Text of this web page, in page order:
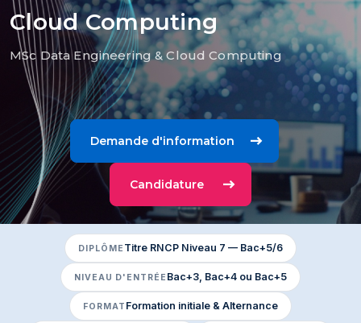
Cloud Computing
MSc Data Engineering & Cloud Computing
Demande d'information
Candidature
DIPLÔME Titre RNCP Niveau 7 — Bac+5/6
NIVEAU D'ENTRÉE Bac+3, Bac+4 ou Bac+5
FORMAT Formation initiale & Alternance